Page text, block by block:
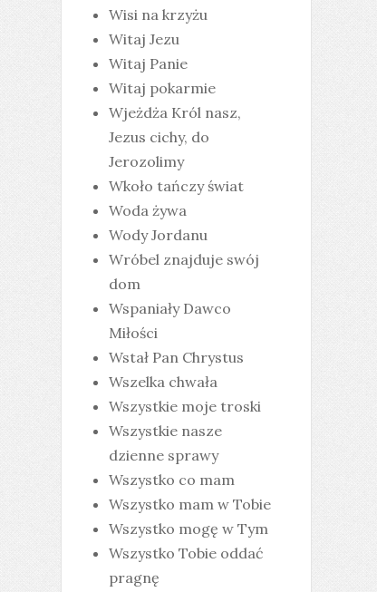
Wisi na krzyżu
Witaj Jezu
Witaj Panie
Witaj pokarmie
Wjeżdża Król nasz,
Jezus cichy, do
Jerozolimy
Wkoło tańczy świat
Woda żywa
Wody Jordanu
Wróbel znajduje swój
dom
Wspaniały Dawco
Miłości
Wstał Pan Chrystus
Wszelka chwała
Wszystkie moje troski
Wszystkie nasze
dzienne sprawy
Wszystko co mam
Wszystko mam w Tobie
Wszystko mogę w Tym
Wszystko Tobie oddać
pragnę